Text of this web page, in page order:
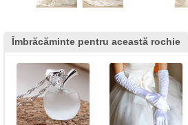
Îmbrăcăminte pentru această rochie